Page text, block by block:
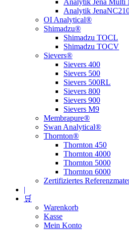
Analytik Jena Multi
Analytik
OI Analytical®
Shimadzu®
Shimadzu TOCL
Shimadzu TOCV
Sievers®
Sievers 400
Sievers 500
Sievers 500RL
Sievers 800
Sievers 900
Sievers M9
Membrapure®
Swan Analytical®
Thornton®
Thornton 450
Thornton 4000
Thornton 5000
Thornton 6000
Zertifiziertes
|
🛒
Warenkorb
Kasse
Mein Konto